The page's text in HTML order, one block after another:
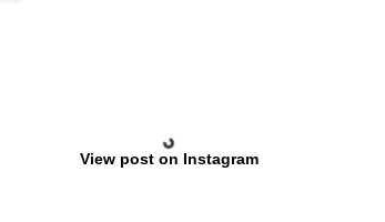
View post on Instagram